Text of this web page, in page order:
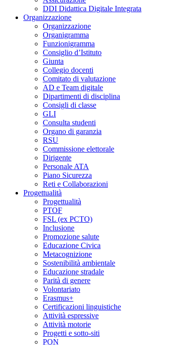
DDI Didattica Digitale Integrata
Organizzazione
Organizzazione
Organigramma
Funzionigramma
Consiglio d’Istituto
Giunta
Collegio docenti
Comitato di valutazione
AD e Team digitale
Dipartimenti di disciplina
Consigli di classe
GLI
Consulta studenti
Organo di garanzia
RSU
Commissione elettorale
Dirigente
Personale ATA
Piano Sicurezza
Reti e Collaborazioni
Progettualità
Progettualità
PTOF
FSL (ex PCTO)
Inclusione
Promozione salute
Educazione Civica
Metacognizione
Sostenibilità ambientale
Educazione stradale
Parità di genere
Volontariato
Erasmus+
Certificazioni linguistiche
Attività espressive
Attività motorie
Progetti e sotto-siti
PON